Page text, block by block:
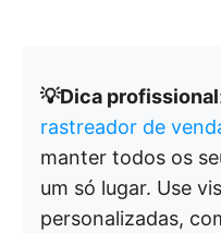
💡Dica profissional
rastreador de
manter todos os
um só lugar. Use
personalizadas,